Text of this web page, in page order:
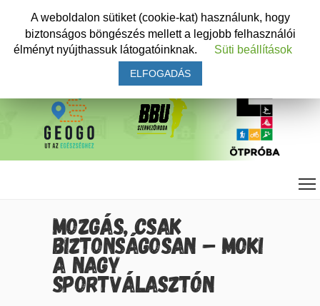
MOZGÁS, CSAK
BIZTONSÁGOSAN – MOKI
A NAGY
SPORTVÁLASZTÓN
A weboldalon sütiket (cookie-kat) használunk, hogy
biztonságos böngészés mellett a legjobb felhasználói
élményt nyújthassuk látogatóinknak.
Süti beállítások
ELFOGADÁS